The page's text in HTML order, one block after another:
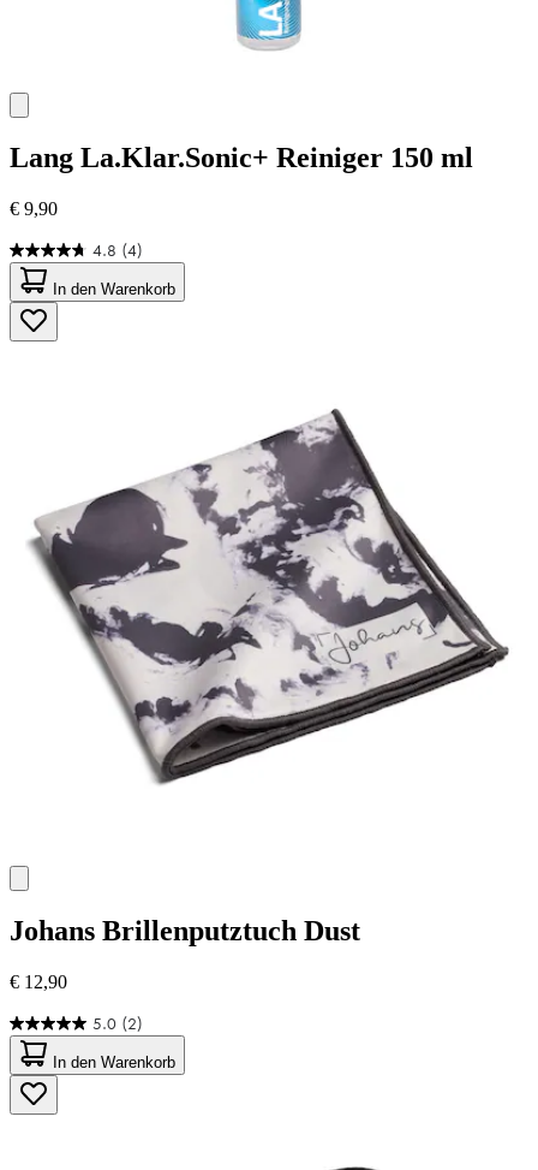
Lang La.Klar.Sonic+ Reiniger 150 ml
€ 9,90
4.8 (4)
4.8
von
5
Sternen.
4
In den Warenkorb
Johans Brillenputztuch Dust
€ 12,90
5.0 (2)
5.0
von
5
Sternen.
2
In den Warenkorb